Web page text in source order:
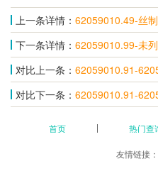
上一条详情： 62059010.49-丝
下一条详情： 62059010.99-未
对比上一条： 62059010.91-
对比下一条： 62059010.91-
首页 热门查
友情链接：